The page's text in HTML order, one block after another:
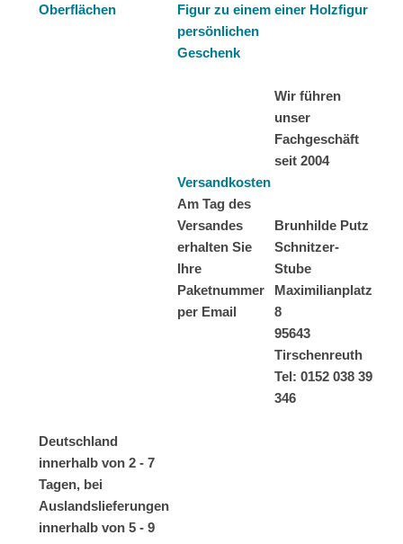
Oberflächen
Figur zu einem
persönlichen
Geschenk
einer Holzfigur
Versandkosten
Am Tag des
Versandes
erhalten Sie
Ihre
Paketnummer
per Email
Wir führen
unser
Fachgeschäft
seit 2004
Brunhilde Putz
Schnitzer-
Stube
Maximilianplatz
8
95643
Tirschenreuth
Tel: 0152 038 39
346
Deutschland
innerhalb von 2 - 7
Tagen, bei
Auslandslieferungen
innerhalb von 5 - 9